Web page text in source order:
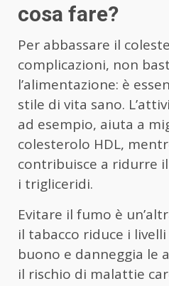
cosa fare?
Per abbassare il
complicazioni, non
l’alimentazione: è
stile di vita sano.
ad esempio, aiuta a
colesterolo HDL,
contribuisce a ridurre
i trigliceridi.
Evitare il fumo è
il tabacco riduce i
buono e danneggia le
il rischio di malattie